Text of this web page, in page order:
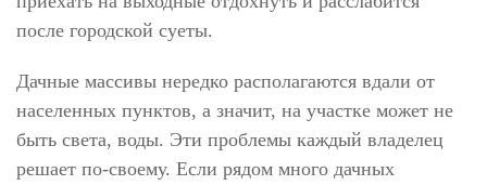
после городской суеты.
Дачные массивы нередко располагаются вдали от
населенных пунктов, а значит, на участке может не
быть света, воды. Эти проблемы каждый владелец
решает по-своему. Если рядом много дачных